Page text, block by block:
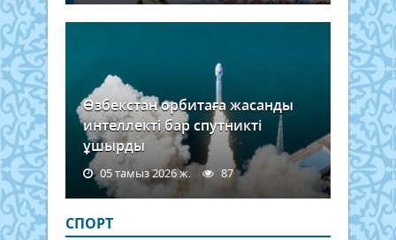
Өзбекстан орбитаға жасанды
интеллекті бар спутникті
ұшырды
05 тамыз 2026 ж. 87
СПОРТ